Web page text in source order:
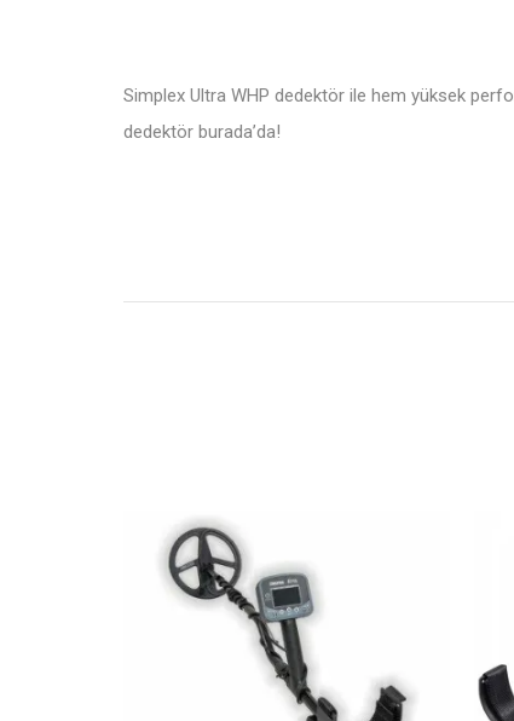
Simplex Ultra WHP dedektör ile hem yüksek
dedektör burada’da!